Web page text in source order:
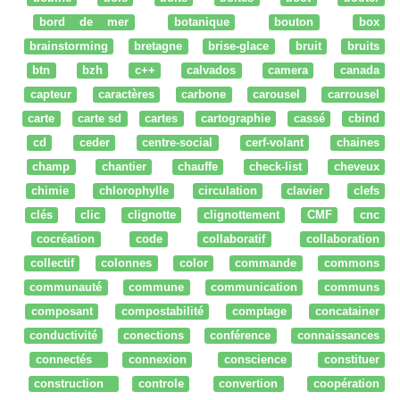
bord de mer
botanique bouton
box
brainstorming
bretagne brise-glace bruit
bruits
btn
bzh c++ calvados camera
canada
capteur
caractères carbone carousel
carrousel
carte
carte sd cartes cartographie cassé
cbind
cd
ceder centre-social cerf-volant
chaines
champ
chantier chauffe check-list
cheveux
chimie
chlorophylle circulation clavier
clefs
clés
clic clignotte clignottement CMF
cnc
cocréation
code collaboratif
collaboration
collectif
colonnes color commande
commons
communauté
commune communication
communs
composant
compostabilité comptage
concatainer
conductivité
conections conférence
connaissances
connectés
connexion conscience
constituer
construction
controle convertion coopération